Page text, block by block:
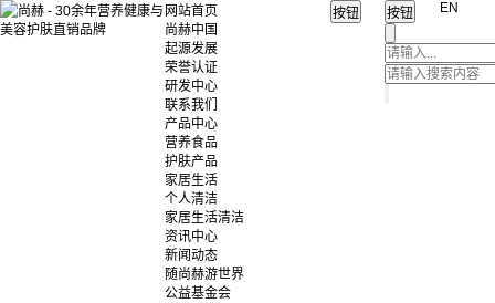
网站首页
尚赫中国
起源发展
荣誉认证
研发中心
联系我们
产品中心
营养食品
护肤产品
家居生活
个人清洁
家居生活清洁
资讯中心
新闻动态
随尚赫游世界
公益基金会
EN